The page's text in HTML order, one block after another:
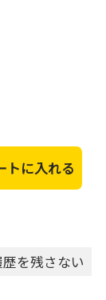
トに入れる
を残さない